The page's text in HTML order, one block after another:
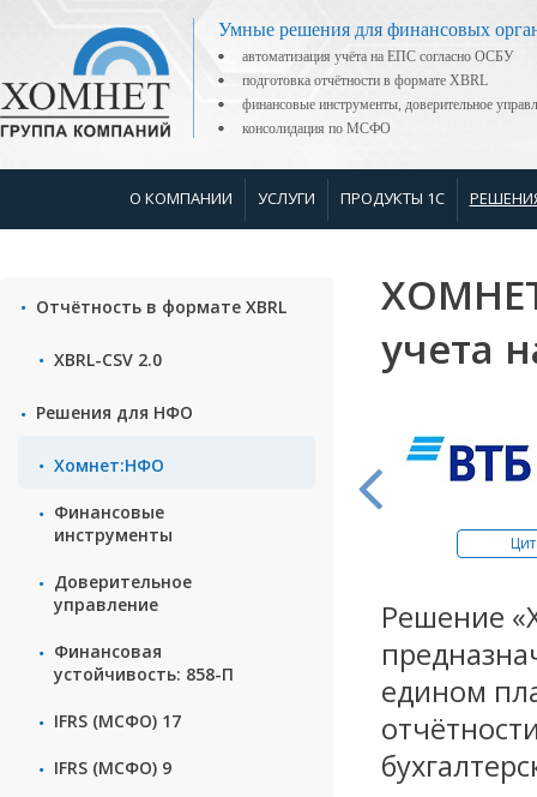
Умные решения для финансовых
автоматизация учёта на ЕПС согласно ОСБУ
подготовка отчётности в формате XBRL
финансовые инструменты, доверительное
консолидация по МСФО
О КОМПАНИИ УСЛУГИ ПРОДУКТЫ 1С
Отчётность в формате XBRL
XBRL-CSV 2.0
Решения для НФО
Хомнет:НФО
Финансовые
инструменты
Доверительное
управление
Финансовая
устойчивость: 858-П
IFRS (МСФО) 17
IFRS (МСФО) 9
учета
Решение
едином